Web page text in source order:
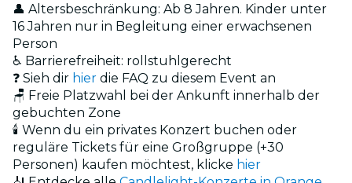
👤 Altersbeschränkung: Ab 8 Jahren. Kinder unter
16 Jahren nur in Begleitung einer erwachsenen
Person
♿ Barrierefreiheit: rollstuhlgerecht
❓ Sieh dir hier die FAQ zu diesem Event an
🪑 Freie Platzwahl bei der Ankunft innerhalb der
gebuchten Zone
🕯️ Wenn du ein privates Konzert buchen oder
reguläre Tickets für eine Großgruppe (+30
Personen) kaufen möchtest, klicke hier